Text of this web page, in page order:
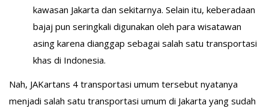
kawasan Jakarta dan sekitarnya. Selain itu, keberadaan
bajaj pun seringkali digunakan oleh para wisatawan
asing karena dianggap sebagai salah satu transportasi
khas di Indonesia.
Nah, JAKartans 4 transportasi umum tersebut nyatanya
menjadi salah satu transportasi umum di Jakarta yang sudah